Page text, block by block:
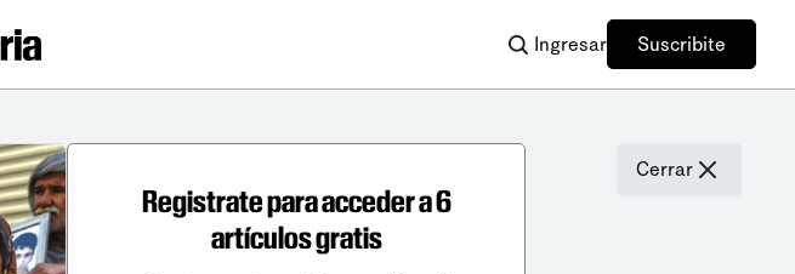
Ingresar Suscribite
Cerrar
Registrate para acceder a 6
artículos gratis